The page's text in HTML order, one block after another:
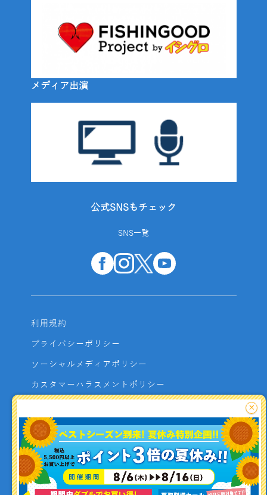
メディア出演
公式SNSもチェック
SNS一覧
利用規約
プライバシーポリシー
ソーシャルメディアポリシー
カスタマーハラスメントポリシー
よくあるご質問
お問い合わせ
利用者資金の保全方法
×